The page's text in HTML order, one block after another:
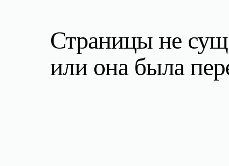
Страницы не
или она была